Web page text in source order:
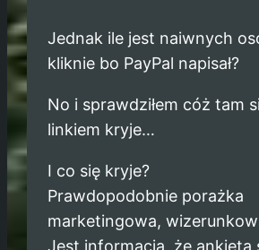
Jednak ile jest naiwnych
kliknie bo PayPal napisał?
No i sprawdziłem cóż tam
linkiem kryje…
I co się kryje?
Prawdopodobnie porażka
marketingowa,
Jest informacja, że ankieta